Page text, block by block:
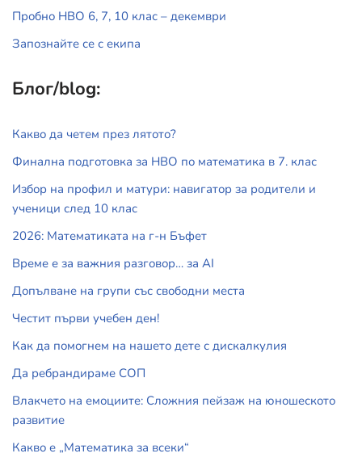
Пробно НВО 6, 7, 10 клас – декември
Запознайте се с екипа
Блог/blog:
Какво да четем през лятото?
Финална подготовка за НВО по математика в 7. клас
Избор на профил и матури: навигатор за родители и
ученици след 10 клас
2026: Математиката на г-н Бъфет
Време е за важния разговор… за АI
Допълване на групи със свободни места
Честит първи учебен ден!
Как да помогнем на нашето дете с дискалкулия
Да ребрандираме СОП
Влакчето на емоциите: Сложния пейзаж на юношеското
развитие
Какво е „Математика за всеки“